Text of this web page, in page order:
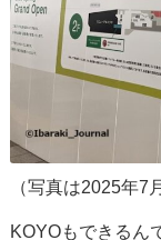
（写真は2025年7
KOYOもできるん